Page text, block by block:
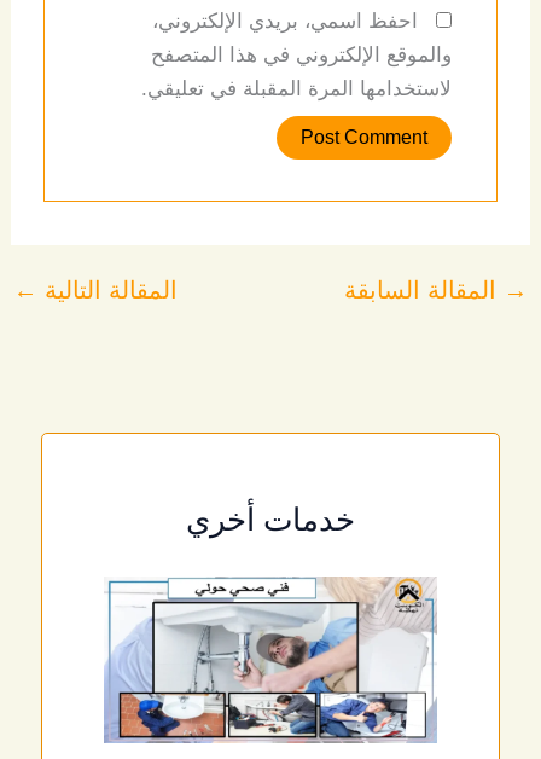
احفظ اسمي، بريدي الإلكتروني،
والموقع الإلكتروني في هذا المتصفح
لاستخدامها المرة المقبلة في تعليقي.
→ المقالة السابقة المقالة التالية ←
خدمات أخري